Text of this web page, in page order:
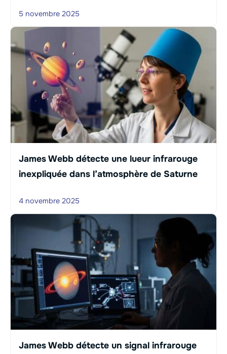
5 novembre 2025
James Webb détecte une lueur infrarouge
inexpliquée dans l’atmosphère de Saturne
4 novembre 2025
James Webb détecte un signal infrarouge